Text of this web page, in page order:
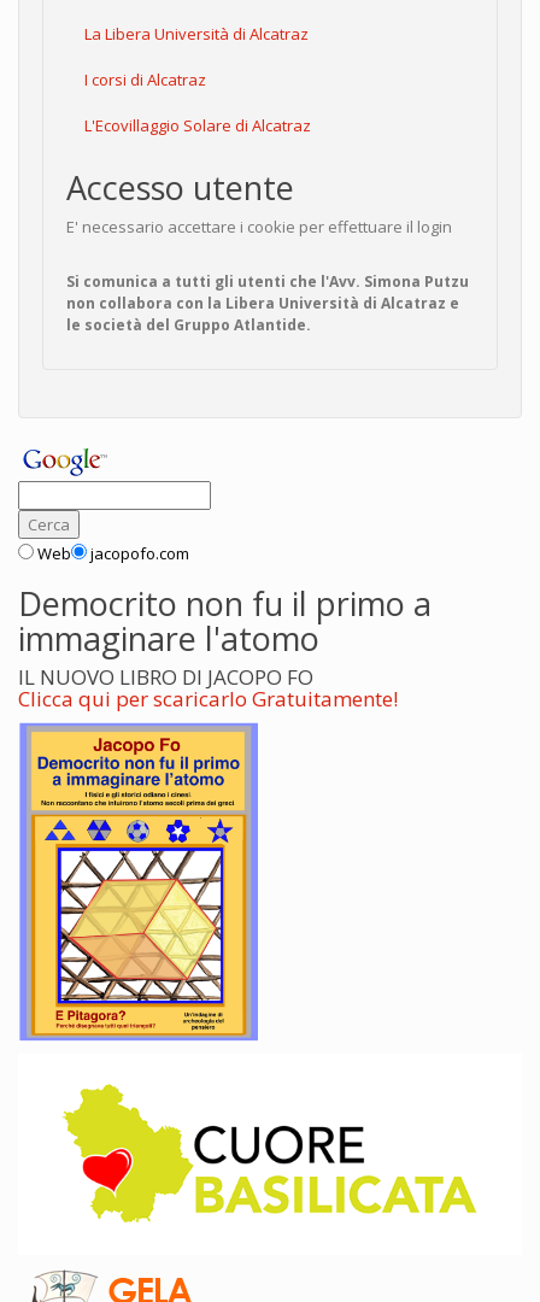
La Libera Università di Alcatraz
I corsi di Alcatraz
L'Ecovillaggio Solare di Alcatraz
Accesso utente
E' necessario accettare i cookie per effettuare il login
Si comunica a tutti gli utenti che l'Avv. Simona Putzu
non collabora con la Libera Università di Alcatraz e
le società del Gruppo Atlantide.
Web jacopofo.com
Democrito non fu il primo a
immaginare l'atomo
IL NUOVO LIBRO DI JACOPO FO
Clicca qui per scaricarlo Gratuitamente!